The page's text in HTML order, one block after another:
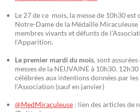
Le 27 de ce mois, la messe de 10h30 est
Notre-Dame de la Médaille Miraculeuse
membres vivants et défunts de
l’Apparition.
Le premier mardi du mois, sont
messes de la NEUVAINE à 10h30,
célébrées aux intentions données par
l’Association (sauf en janvier)
@MedMiraculeuse : lien des articles de